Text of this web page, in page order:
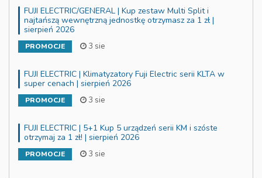
FUJI ELECTRIC/GENERAL | Kup zestaw Multi Split i
najtańszą wewnętrzną jednostkę otrzymasz za 1 zł |
sierpień 2026
PROMOCJE 3 sie
FUJI ELECTRIC | Klimatyzatory Fuji Electric serii KLTA w
super cenach | sierpień 2026
PROMOCJE 3 sie
FUJI ELECTRIC | 5+1 Kup 5 urządzeń serii KM i szóste
otrzymaj za 1 zł! | sierpień 2026
PROMOCJE 3 sie